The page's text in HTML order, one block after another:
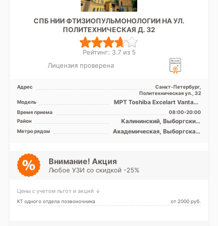
СПБ НИИ ФТИЗИОПУЛЬМОНОЛОГИИ НА УЛ.
ПОЛИТЕХНИЧЕСКАЯ Д. 32
Рейтинг: 3.7 из 5
Лицензия проверена
Адрес
Санкт-Петербург,
Политехническая ул., 32
Модель
МРТ Toshiba Excelart Vantage
1.5T закрытый тип, КТ
Toshiba Aquilion 32 ...
Время приема
08:00-20:00
Район
Калининский, Выборгский,
Красногвардейский,
Петроградский, Приморский
Метро рядом
Академическая, Выборгская,
Мужества, Политехническая,
Проспект Просвещения,
Внимание! Акция
Любое УЗИ со скидкой -25%
Цены с учетом льгот и акций ↓
КТ одного отдела позвоночника от 2000 pуб.